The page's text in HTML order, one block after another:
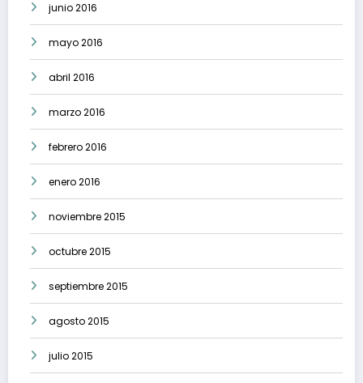
junio 2016
mayo 2016
abril 2016
marzo 2016
febrero 2016
enero 2016
noviembre 2015
octubre 2015
septiembre 2015
agosto 2015
julio 2015